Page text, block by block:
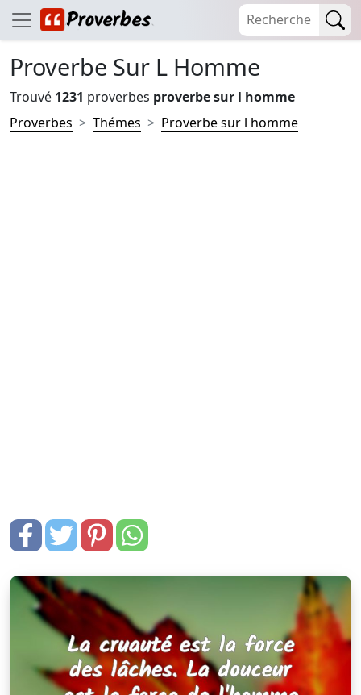
Proverbe Sur L Homme
Trouvé 1231 proverbes proverbe sur l homme
Proverbes
Thémes Proverbe sur l homme